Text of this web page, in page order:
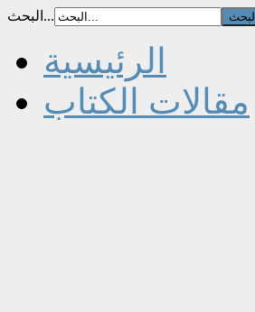
البحث...
الرئيسية
مقالات الكتاب